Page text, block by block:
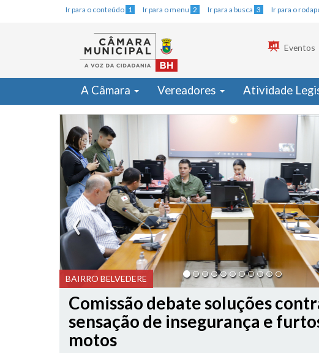
Ir para o conteúdo 1 Ir para o menu 2 Ir para a busca 3 Ir para o
Eventos
A Câmara Vereadores Atividade
AUDIÊNCIA PÚBLICA
Novo centro de convenções e
Belvedere em pauta na quinta
Encontro deve reunir representantes de órgãos públicos e do